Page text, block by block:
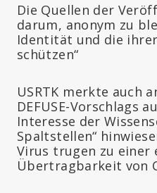
Die Quellen der
darum, anonym zu
Identität und die
schützen“
USRTK merkte auch
DEFUSE-Vorschlags
Interesse der
Spaltstellen“
Virus trugen zu einer
Übertragbarkeit von